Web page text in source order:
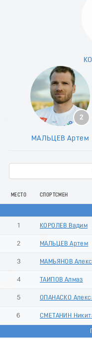
2
МАЛЬЦЕВ Артем
МЕСТО СПОРТСМЕН
1 КОРОЛЕВ Вадим
2 МАЛЬЦЕВ Артем
3 МАМЬЯНОВ
4 ТАИПОВ Алмаз
5 ОПАНАСКО
6 СМЕТАНИН